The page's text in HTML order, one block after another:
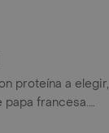
proteína a elegir,
papa francesa.